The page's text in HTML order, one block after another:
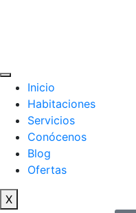
Inicio
Habitaciones
Servicios
Conócenos
Blog
Ofertas
X